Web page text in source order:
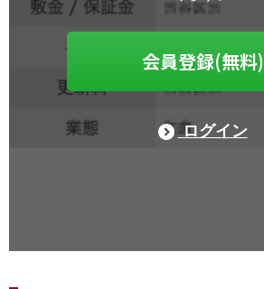
会員登録(無料)
ログイン